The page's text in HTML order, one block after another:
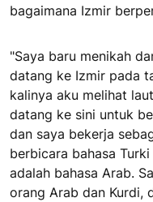
bagaimana Izmir
"Saya baru menikah
datang ke Izmir pada
kalinya aku melihat
datang ke sini untuk
dan saya bekerja
berbicara bahasa
adalah bahasa Arab.
orang Arab dan Kurdi,